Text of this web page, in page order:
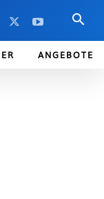
ANGEBOTE